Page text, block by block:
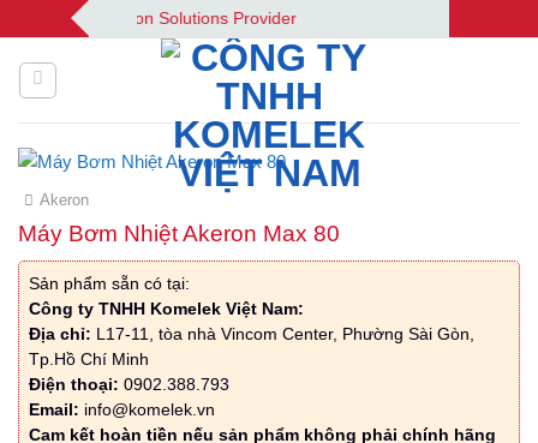
qua
nội
dung
Automation Solutions Provider
Akeron
Máy Bơm Nhiệt Akeron Max 80
Sản phẩm sẵn có tại:
Công ty TNHH Komelek Việt Nam:
Địa chỉ: L17-11, tòa nhà Vincom Center, Phường Sài Gòn,
Tp.Hồ Chí Minh
Điện thoại: 0902.388.793
Email: info@komelek.vn
Cam kết hoàn tiền nếu sản phẩm không phải chính hãng